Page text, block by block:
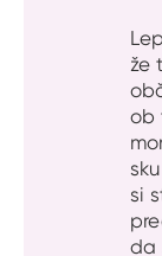
že
ob
si
da